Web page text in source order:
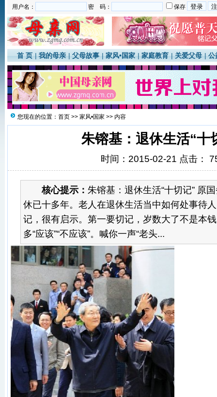
用户名： 密 码： 保存
首 页 |我的母亲 |父母故事 |家风•国家 |家庭教育 |关爱父母 |公
您现在的位置： 首页 >> 家风•国家 >> 内容
朱镕基：退休生活“十
时间：2015-02-21 点击：
核心提示： 朱镕基：退休生活“十切记” 原
休已十多年。老人在退休生活当中如何处事待
记，很有启示。第一要切记，岁数大了不是本
多“应该”“不应该”。喊你一声“老头...